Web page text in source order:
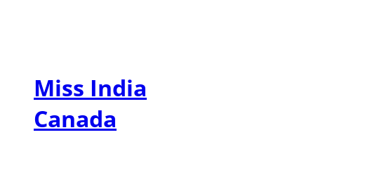
Miss India
Canada